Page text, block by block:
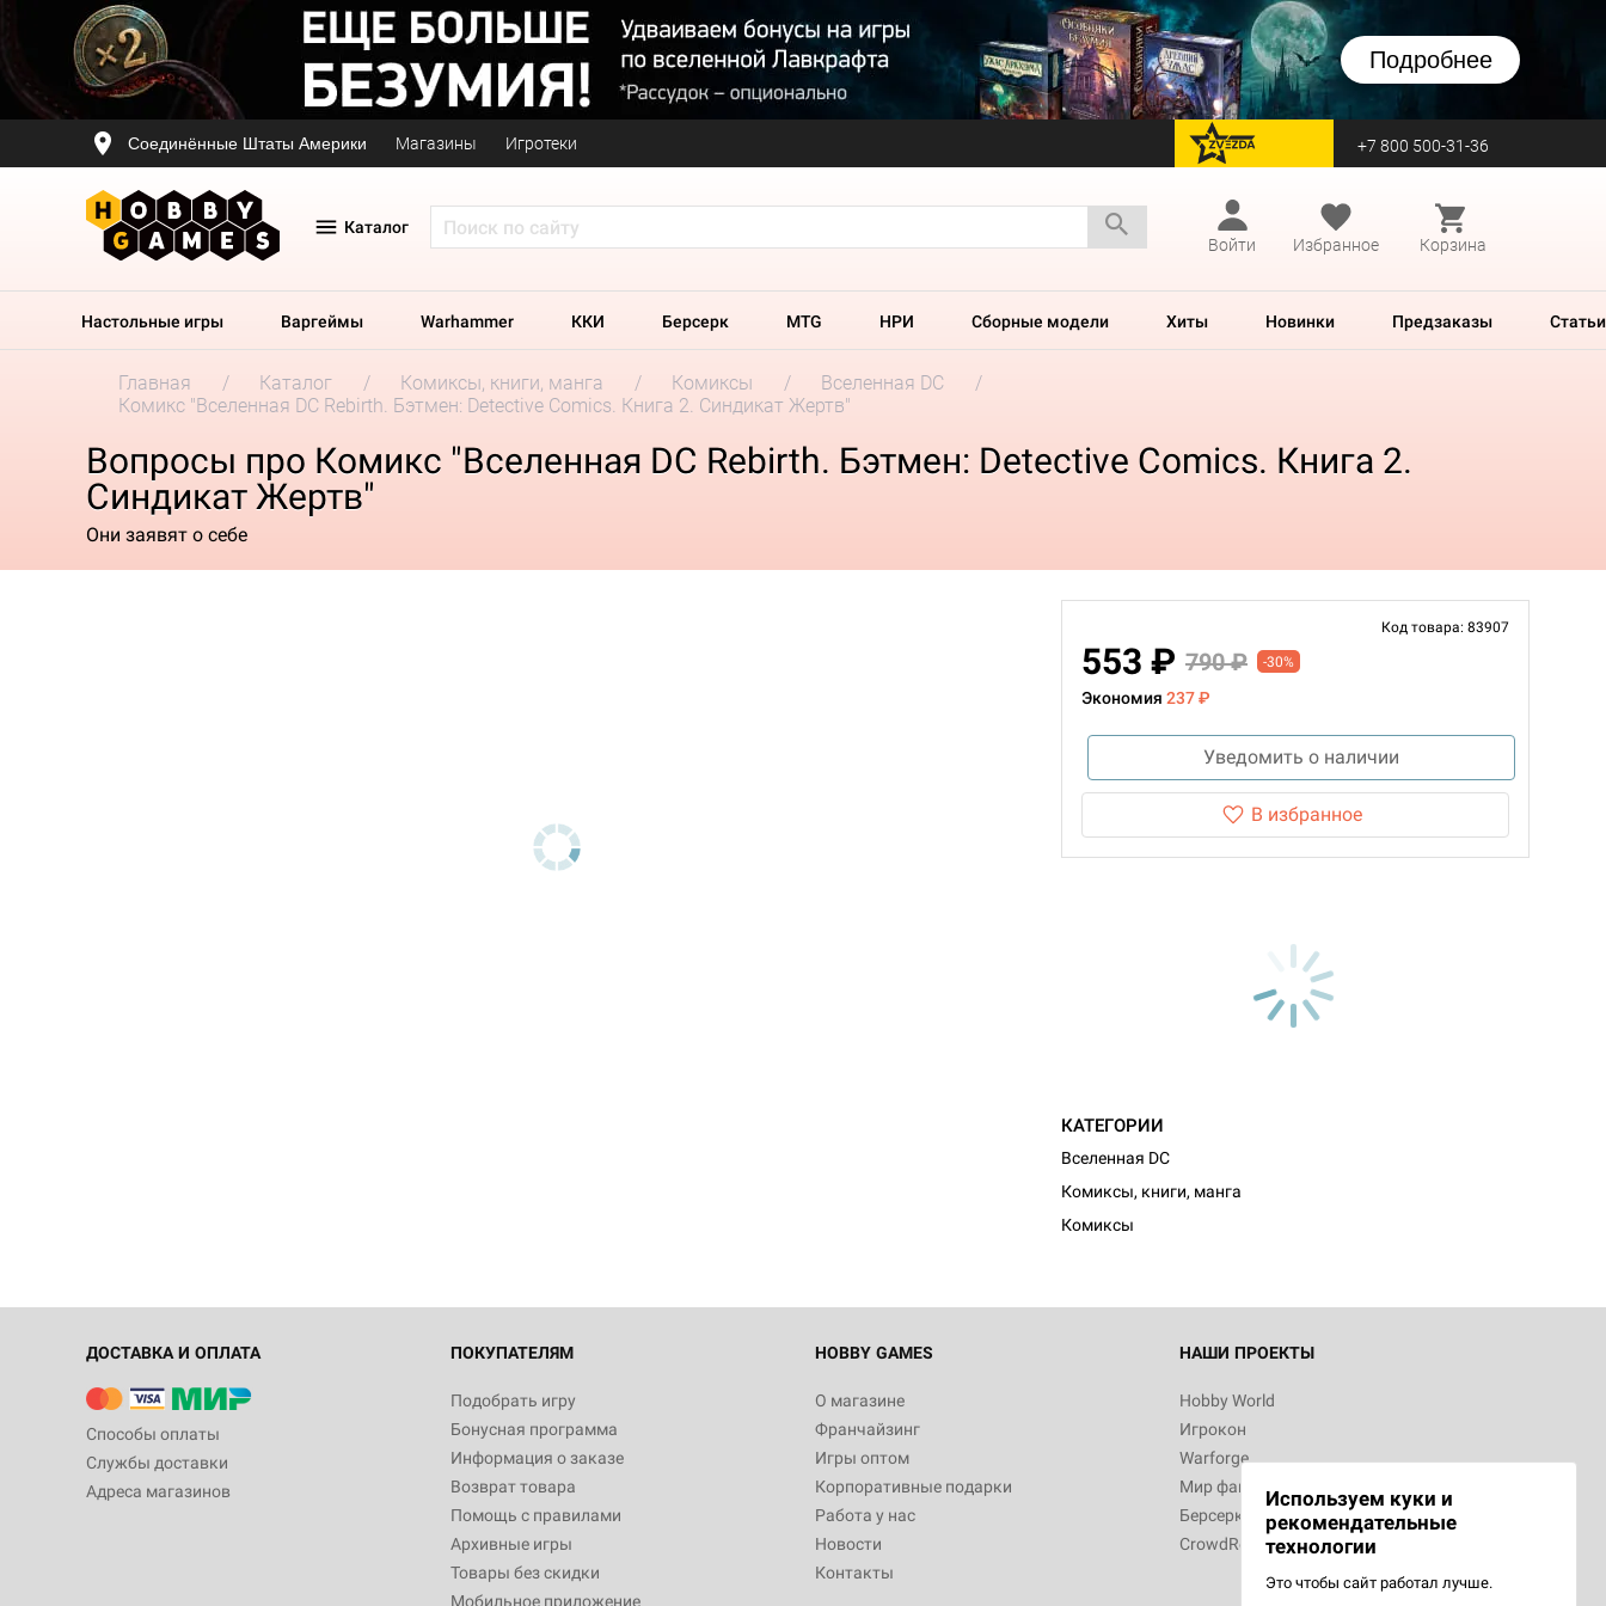
Подробнее
Соединённые Штаты Америки Магазины Игротеки перейти на Zvezda +7 800 500-31-36
Каталог
Войти
Избранное Корзина
Настольные игры Варгеймы Warhammer ККИ Берсерк MTG НРИ Сборные модели Хиты Новинки Предзаказы Статьи
Главная Каталог Комиксы, книги, манга Комиксы
Вселенная DC
Комикс "Вселенная DC Rebirth. Бэтмен: Detective Comics. Книга 2. Синдикат Жертв"
Вопросы про Комикс "Вселенная DC Rebirth. Бэтмен: Detective Comics. Книга 2.
Синдикат Жертв"
Они заявят о себе
Код товара: 83907
553 ₽ 790 ₽ -30%
Экономия 237 ₽
Уведомить о наличии
В избранное
КАТЕГОРИИ
Вселенная DC
Комиксы, книги, манга
Комиксы
ДОСТАВКА И ОПЛАТА
Способы оплаты
Службы доставки
Адреса магазинов
ПОКУПАТЕЛЯМ
Подобрать игру
Бонусная программа
Информация о заказе
Возврат товара
Помощь с правилами
Архивные игры
Товары без скидки
Мобильное приложение
HOBBY GAMES
О магазине
Франчайзинг
Игры оптом
Корпоративные подарки
Работа у нас
Новости
Контакты
НАШИ ПРОЕКТЫ
Hobby World
Игрокон
Warforge
Мир фантастики
Берсерк
CrowdRepublic
Используем куки и
рекомендательные
технологии
Это чтобы сайт работал лучше.